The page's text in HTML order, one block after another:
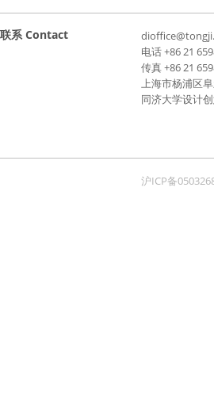
联系 Contact
电话 +86 21
传真 +86 21
上海市杨浦区
同济大学设计
沪ICP备